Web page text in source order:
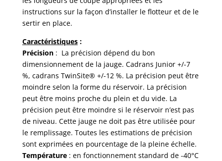
instructions sur la façon d’installer le flotteur et de le
sertir en place.
Caractéristiques:
Précision: La précision dépend du bon
dimensionnement de la jauge. Cadrans Junior +/-7
%, cadrans TwinSite® +/-12 %. La précision peut être
moindre selon la forme du réservoir. La précision
peut être moins proche du plein et du vide. La
précision peut être moindre si le réservoir n’est pas
de niveau. Cette jauge ne doit pas être utilisée pour
le remplissage. Toutes les estimations de précision
sont exprimées en pourcentage de la pleine échelle.
Température : en fonctionnement standard de -40°C